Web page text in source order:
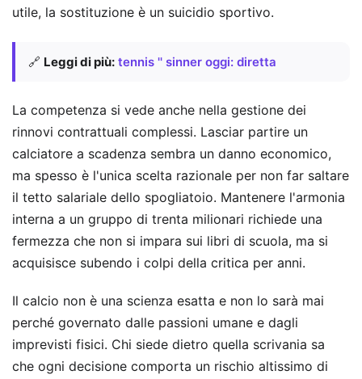
utile, la sostituzione è un suicidio sportivo.
🔗 Leggi di più: tennis '' sinner oggi: diretta
La competenza si vede anche nella gestione dei
rinnovi contrattuali complessi. Lasciar partire un
calciatore a scadenza sembra un danno economico,
ma spesso è l'unica scelta razionale per non far saltare
il tetto salariale dello spogliatoio. Mantenere l'armonia
interna a un gruppo di trenta milionari richiede una
fermezza che non si impara sui libri di scuola, ma si
acquisisce subendo i colpi della critica per anni.
Il calcio non è una scienza esatta e non lo sarà mai
perché governato dalle passioni umane e dagli
imprevisti fisici. Chi siede dietro quella scrivania sa
che ogni decisione comporta un rischio altissimo di